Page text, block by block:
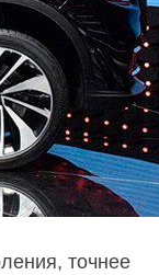
точнее